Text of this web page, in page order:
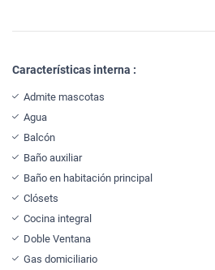
Características interna :
Admite mascotas
Agua
Balcón
Baño auxiliar
Baño en habitación principal
Clósets
Cocina integral
Doble Ventana
Gas domiciliario